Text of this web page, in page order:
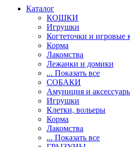
Каталог
КОШКИ
Игрушки
Когтеточки и игровые
Корма
Лакомства
Лежанки и домики
... Показать все
СОБАКИ
Амуниция и
Игрушки
Клетки, вольеры
Корма
Лакомства
... Показать все